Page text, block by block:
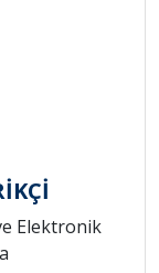
Elektronik